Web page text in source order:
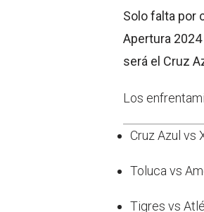
Solo falta por
Apertura 2024
será el Cruz
Los
Cruz Azul vs
Toluca vs
Tigres vs